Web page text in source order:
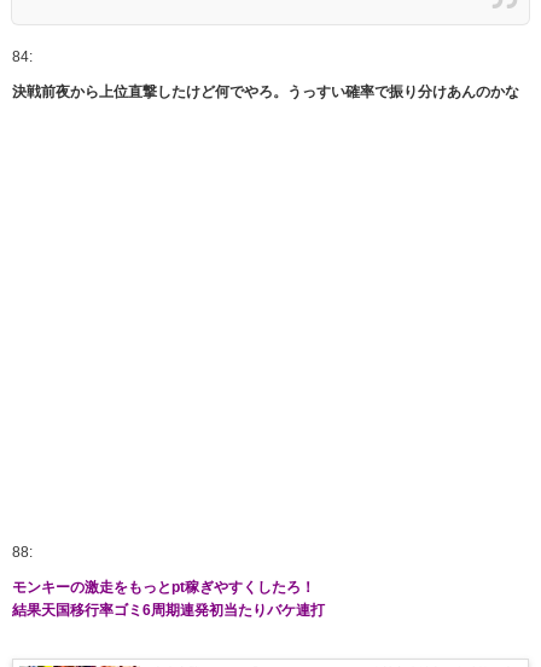
84:
決戦前夜から上位直撃したけど何でやろ。うっすい確率で振り分けあんのかな
88:
モンキーの激走をもっとpt稼ぎやすくしたろ！
結果天国移行率ゴミ6周期連発初当たりバケ連打